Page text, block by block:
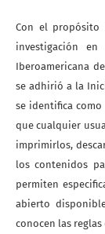
Con el propósito
investigación en
Iberoamericana
se adhirió a la
se identifica como
que cualquier
imprimirlos,
los contenidos
permiten
abierto
conocen las